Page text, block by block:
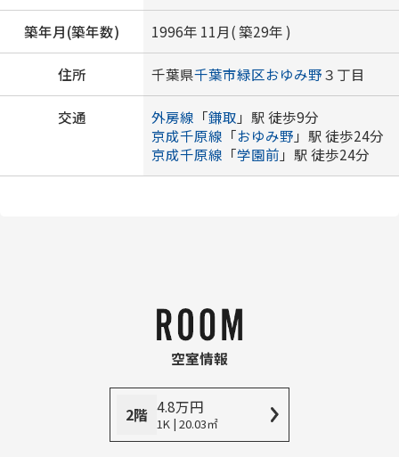
築年月(築年数) 1996年 11月( 築29年 )
住所 千葉県千葉市緑区おゆみ野３丁目
交通 外房線 「鎌取 」駅 徒歩9分
京成千原線 「おゆみ野 」駅 徒歩24分
京成千原線 「学園前 」駅 徒歩24分
空室情報
2階 4.8万円
1K | 20.03㎡